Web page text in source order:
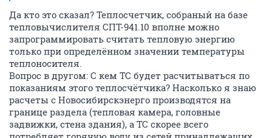
Да кто это сказал? Теплосчетчик, собраный на базе
тепловычислителя СПТ-941.10 вполне можно
запрограммировать считать тепловую энергию
только при определённом значении температуры
теплоносителя.
Вопрос в другом: С кем ТС будет расчитываться по
показаниям этого теплосчётчика? Насколько я знаю
расчеты с Новосибирскэнерго производятся на
границе раздела (тепловая камера, головные
задвижки, стена здания), а ТС скорее всего